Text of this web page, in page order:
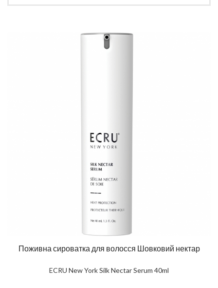
Поживна сироватка для волосся Шовковий нектар
ECRU New York Silk Nectar Serum 40ml